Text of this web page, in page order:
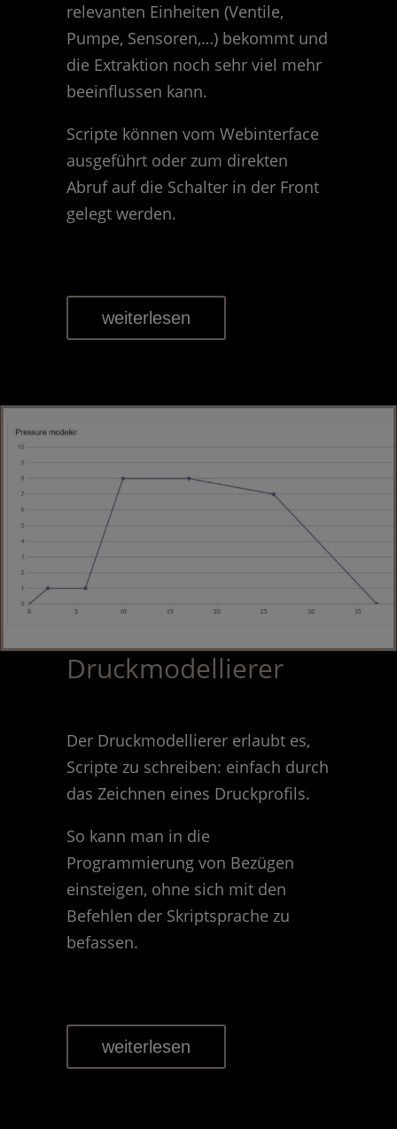
relevanten Einheiten (Ventile,
Pumpe, Sensoren,…) bekommt und
die Extraktion noch sehr viel mehr
beeinflussen kann.
Scripte können vom Webinterface
ausgeführt oder zum direkten
Abruf auf die Schalter in der Front
gelegt werden.
weiterlesen
Druckmodellierer
Der Druckmodellierer erlaubt es,
Scripte zu schreiben: einfach durch
das Zeichnen eines Druckprofils.
So kann man in die
Programmierung von Bezügen
einsteigen, ohne sich mit den
Befehlen der Skriptsprache zu
befassen.
weiterlesen